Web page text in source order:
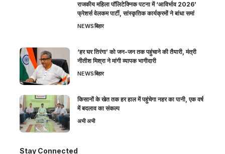
राजकीय महिला पॉलिटेक्निक पटना में ‘आविर्भाव 2026’
फ्रेशर्स वेलकम पार्टी, सांस्कृतिक कार्यक्रमों ने बांधा समां
NEWSबिहार
‘हर घर तिरंगा’ को जन-जन तक पहुंचाने की तैयारी, मंत्री
नीतीश मिश्रा ने मांगी व्यापक भागीदारी
NEWSबिहार
किसानों के खेत तक हर हाल में पहुंचेगा नहर का पानी, एक वर्ष
में बदलाव का संकल्प
अभी अभी
Stay Connected